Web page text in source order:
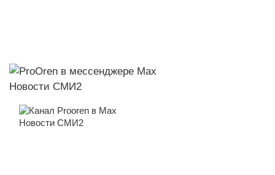
Новости СМИ2
Новости СМИ2